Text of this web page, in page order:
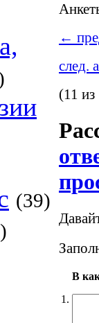
(39)
←
след.
(11
1.
В